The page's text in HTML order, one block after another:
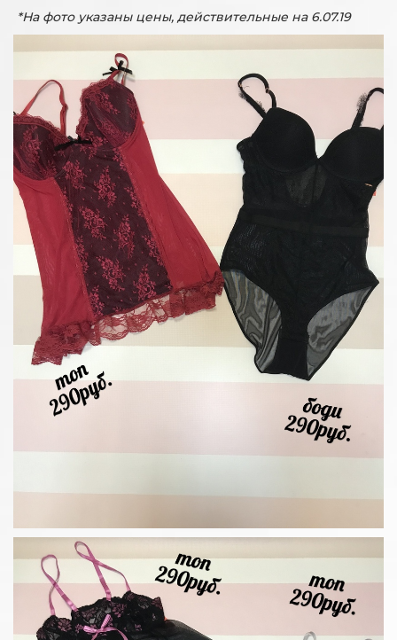
*На фото указаны цены, действительные на 6.07.19